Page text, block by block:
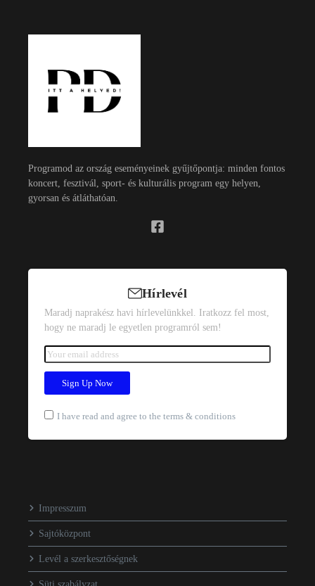
Programod az ország eseményeinek gyűjtőpontja: minden fontos
koncert, fesztivál, sport- és kulturális program egy helyen,
gyorsan és átláthatóan.
Hírlevél
Maradj naprakész havi hírlevelünkkel. Iratkozz fel most,
hogy ne maradj le egyetlen programról sem!
I have read and agree to the terms & conditions
Impresszum
Sajtóközpont
Levél a szerkesztőségnek
Süti szabályzat